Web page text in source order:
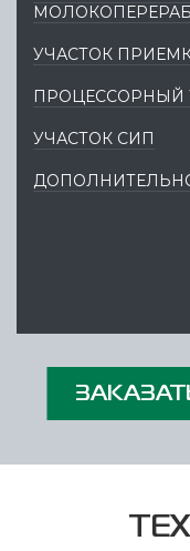
УЧАСТОК
ПРОЦЕССОРНЫЙ
УЧАСТОК СИП